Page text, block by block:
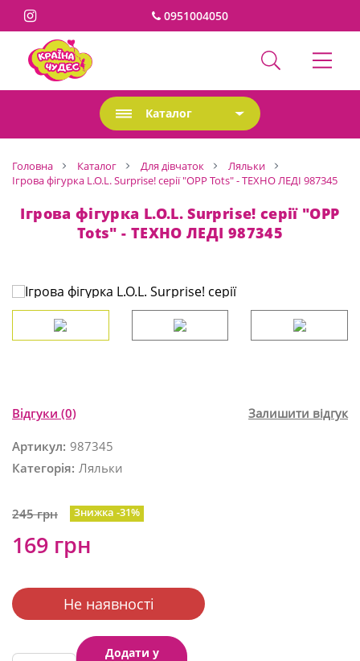
0951004050
Каталог
Головна Каталог Для дівчаток
Ляльки
Ігрова фігурка L.O.L. Surprise! серії "OPP Tots" - ТЕХНО ЛЕДІ 987345
Ігрова фігурка L.O.L. Surprise! серії "OPP
Tots" - ТЕХНО ЛЕДІ 987345
Відгуки (0) Залишити відгук
Артикул: 987345
Категорія: Ляльки
245 грн Знижка -31%
169 грн
Не наявності
Додати у